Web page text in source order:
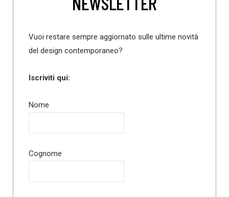
Vuoi restare sempre aggiornato sulle ultime novità
del design contemporaneo?
Iscriviti qui:
Nome
Cognome